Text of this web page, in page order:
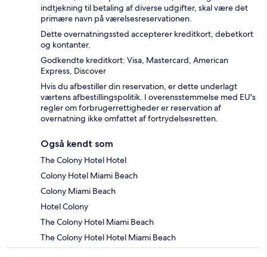
indtjekning til betaling af diverse udgifter, skal være det
primære navn på værelsesreservationen.
Dette overnatningssted accepterer kreditkort, debetkort
og kontanter.
Godkendte kreditkort: Visa, Mastercard, American
Express, Discover
Hvis du afbestiller din reservation, er dette underlagt
værtens afbestillingspolitik. I overensstemmelse med EU's
regler om forbrugerrettigheder er reservation af
overnatning ikke omfattet af fortrydelsesretten.
Også kendt som
The Colony Hotel Hotel
Colony Hotel Miami Beach
Colony Miami Beach
Hotel Colony
The Colony Hotel Miami Beach
The Colony Hotel Hotel Miami Beach